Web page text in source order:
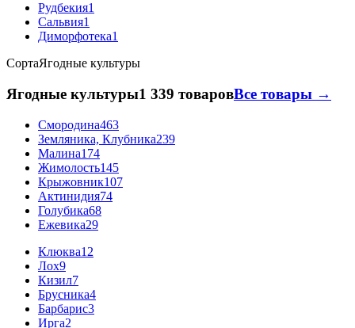
Рудбекия1
Сальвия1
Диморфотека1
СортаЯгодные культуры
Ягодные культуры1 339 товаровВсе товары →
Смородина463
Земляника, Клубника239
Малина174
Жимолость145
Крыжовник107
Актинидия74
Голубика68
Ежевика29
Клюква12
Лох9
Кизил7
Брусника4
Барбарис3
Ирга2